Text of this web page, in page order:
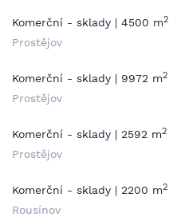
Komerční - sklady | 4500 m2
Prostějov
Komerční - sklady | 9972 m2
Prostějov
Komerční - sklady | 2592 m2
Prostějov
Komerční - sklady | 2200 m2
Rousínov